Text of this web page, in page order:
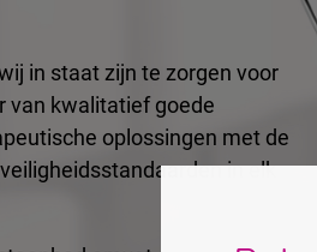
in staat zijn te zorgen voor
van kwalitatief goede
oplossingen met de
in elk